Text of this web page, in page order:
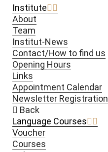
Institute
About
Team
Institut-News
Contact/How to find us
Opening Hours
Links
Appointment Calendar
Newsletter Registration
Back
Language Courses
Voucher
Courses